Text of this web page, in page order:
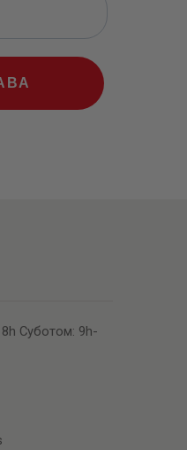
Суботом: 9h-